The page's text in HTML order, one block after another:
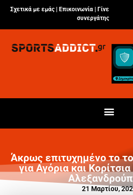
Σχετικά με εμάς | Επικοινωνία
Γίνε
συνεργάτης
Άκρως επιτυχημένο το
για Αγόρια και
21 Μαρτίου,